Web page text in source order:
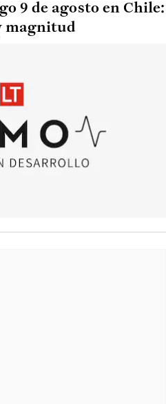
9 de agosto en Chile:
magnitud